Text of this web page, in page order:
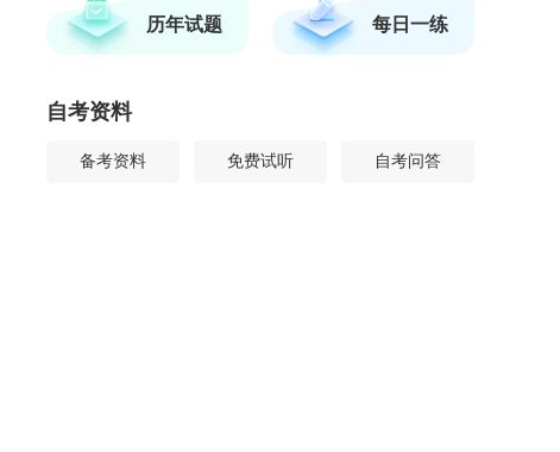
历年试题 每日一练
自考资料
备考资料 免费试听 自考问答